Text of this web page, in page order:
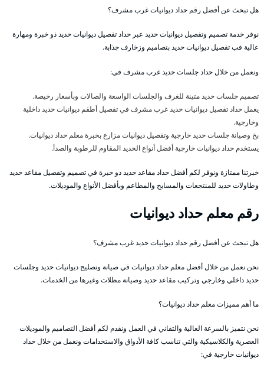
هل تبحث عن أفضل رقم حداد ديوانيات غرب مشرف؟
نوفر خدمة تصميم وتفصيل ديوانيات حديد عبر حداد تفصيل ديوانيات حديد ذو خبرة ومهارة
عالية فب تفصيل ديوانيات حديد بتصاميم وزخارف جذابة.
ونعمل من خلال حداد جلسات حديد غرب مشرف في:
تصميم جلسات حديد متينة للغرف والجلسات الواسعة والصالات وبأسعار رخيصة.
يعمل حداد تفصيل ديوانيات حديد غرب مشرف في تفصيل أطقم ديوانيات حديد داخلية
وخارجية.
بخ وصيانة جلسات حديد خارجية وتفصيل ديوانيات مزارع بخبرة معلم حداد ديوانيات.
يستخدم حداد ديوانيات خارجية أفضل أنواع الحديد المقاوم للرطوبة والصدأ.
خبرتنا ممتازة ونوفر لكم أفضل حداد مقاعد حديد ذو خبرة في تصميم وتفصيل مقاعد حديد
وطاولات حديد للمنتجعات والمسابح والمطاعم وبأفضل الأنواع والموديلات.
رقم معلم حداد ديوانيات
هل تبحث عن أفضل رقم حداد ديوانيات حديد غرب مشرف؟
نحن نعمل من خلال أفضل معلم حداد ديوانيات في صيانة وتصليح ديوانيات حديد وجلسات
حديد داخلي وخارجي وتركيب مقاعد حديد وصيانة مظلات وغيرها من الخدمات.
ما أهم مميزات معلم حداد ديوانيات؟
نحن نتميز بالسرعة العالية والتفاني في العمل ونقدم لكم أفضل التصاميم والموديلات
العصرية والكلاسيكية والتي تناسب كافة الأذواق والاستخدامات ونعمل من خلال حداد
ديوانيات خارجية في: